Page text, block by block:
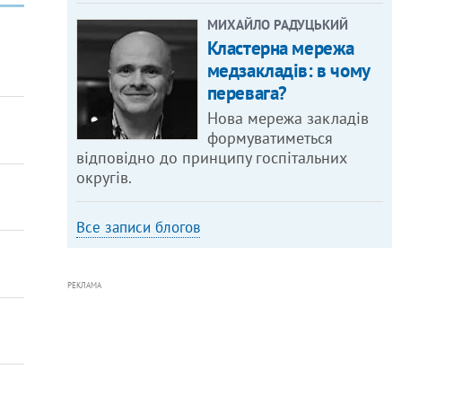
МИХАЙЛО РАДУЦЬКИЙ
Кластерна мережа
медзакладів: в чому
перевага?
Нова мережа закладів
формуватиметься
відповідно до принципу госпітальних
округів.
Все записи блогов
РЕКЛАМА